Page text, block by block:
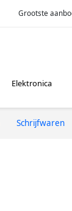
Grootste
Elektronica
Schrijfwaren